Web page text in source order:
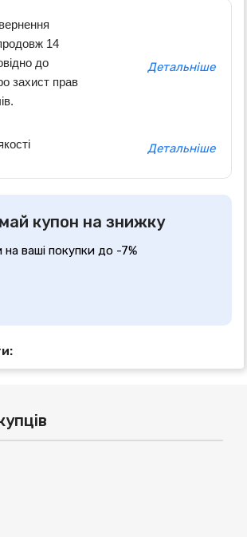
14
до
захист прав
Детальніше
Детальніше
купон на знижку
ваші покупки до -7%